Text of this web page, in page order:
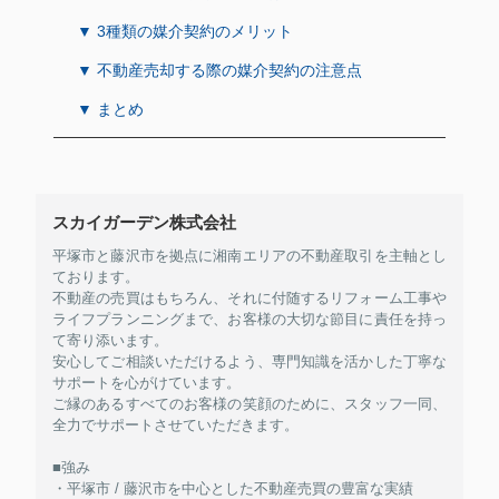
▼ 3種類の媒介契約のメリット
▼ 不動産売却する際の媒介契約の注意点
▼ まとめ
スカイガーデン株式会社
平塚市と藤沢市を拠点に湘南エリアの不動産取引を主軸とし
ております。
不動産の売買はもちろん、それに付随するリフォーム工事や
ライフプランニングまで、お客様の大切な節目に責任を持っ
て寄り添います。
安心してご相談いただけるよう、専門知識を活かした丁寧な
サポートを心がけています。
ご縁のあるすべてのお客様の笑顔のために、スタッフ一同、
全力でサポートさせていただきます。
■強み
・平塚市 / 藤沢市を中心とした不動産売買の豊富な実績